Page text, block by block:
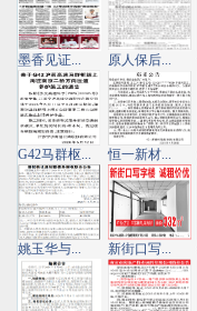
墨香见证... 原人保后...
G42马群枢... 恒一新材...
姚玉华与... 新街口写...